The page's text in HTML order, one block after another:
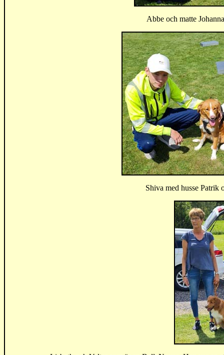
Abbe och matte
Shiva med husse Patrik